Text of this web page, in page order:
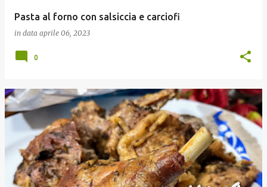
Pasta al forno con salsiccia e carciofi
in data aprile 06, 2023
0